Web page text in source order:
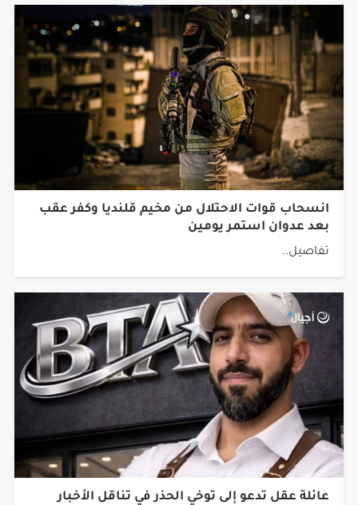
انسحاب قوات الاحتلال من مخيم قلنديا وكفر عقب
بعد عدوان استمر يومين
تفاصيل..
عائلة عقل تدعو إلى توخي الحذر في تناقل الأخبار